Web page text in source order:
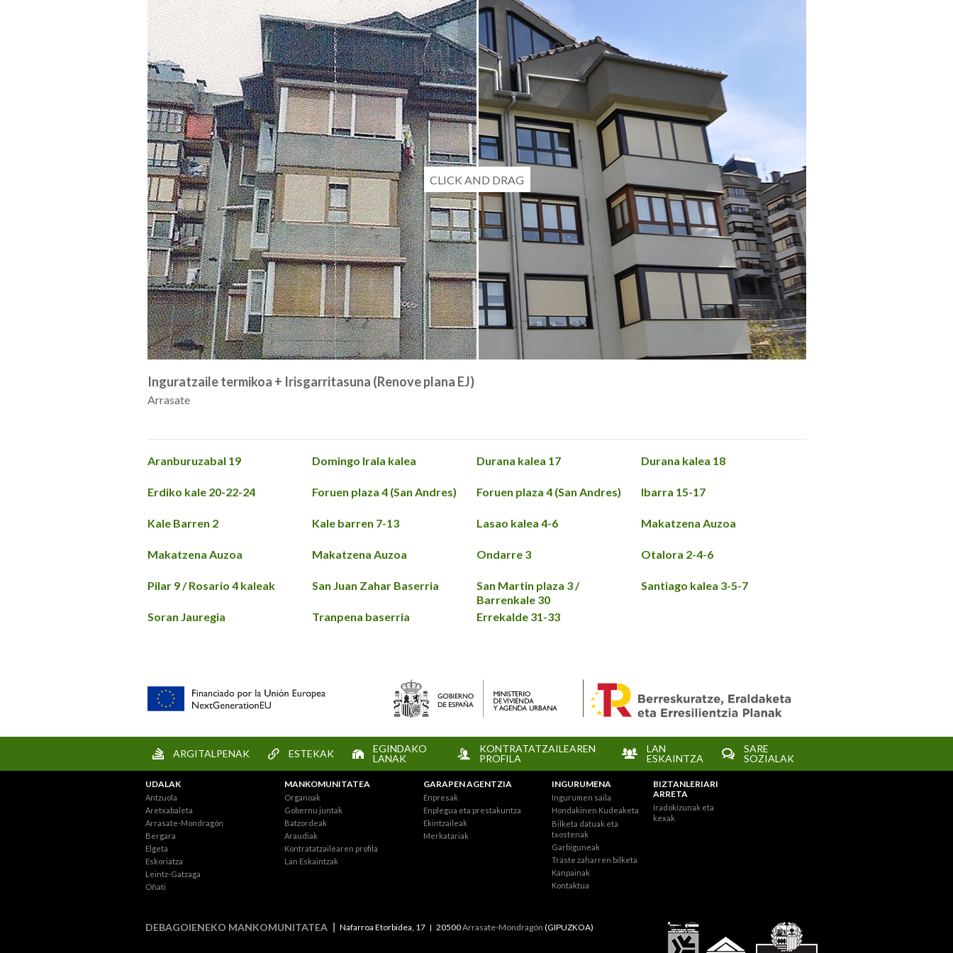
CLICK AND DRAG
Inguratzaile termikoa + Irisgarritasuna (Renove plana EJ)
Arrasate
Aranburuzabal 19 Domingo Irala kalea Durana kalea 17 Durana kalea 18
Erdiko kale 20-22-24 Foruen plaza 4 (San Andres) Foruen plaza 4 (San Andres) Ibarra 15-17
Kale Barren 2 Kale barren 7-13 Lasao kalea 4-6 Makatzena Auzoa
Makatzena Auzoa Makatzena Auzoa Ondarre 3 Otalora 2-4-6
Pilar 9 / Rosario 4 kaleak San Juan Zahar Baserria
San Martin plaza 3 /
Barrenkale 30
Santiago kalea 3-5-7
Soran Jauregia Tranpena baserria Errekalde 31-33
ARGITALPENAK ESTEKAK
EGINDAKO
LANAK
KONTRATATZAILEAREN
PROFILA
LAN
ESKAINTZA
SARE
SOZIALAK
UDALAK
Antzuola
Aretxabaleta
Arrasate-Mondragón
Bergara
Elgeta
Eskoriatza
Leintz-Gatzaga
Oñati
MANKOMUNITATEA
Organoak
Gobernu juntak
Batzordeak
Araudiak
Kontratatzailearen profila
Lan Eskaintzak
GARAPEN AGENTZIA
Enpresak
Enplegua eta prestakuntza
Ekintzaileak
Merkatariak
INGURUMENA
Ingurumen saila
Hondakinen Kudeaketa
Bilketa datuak eta
txostenak
Garbiguneak
Traste zaharren bilketa
Kanpainak
Kontaktua
BIZTANLERIARI
ARRETA
Iradokizunak eta
kexak
DEBAGOIENEKO MANKOMUNITATEA Nafarroa Etorbidea, 17 20500Arrasate-Mondragón (GIPUZKOA)